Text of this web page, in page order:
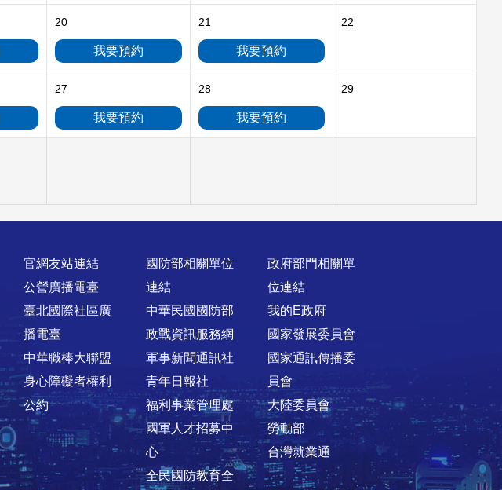
20 21 22
我要預約 我要預約
27 28 29
我要預約 我要預約
官網友站連結
公營廣播電臺
臺北國際社區廣
播電臺
中華職棒大聯盟
身心障礙者權利
公約
國防部相關單位
連結
中華民國國防部
政戰資訊服務網
軍事新聞通訊社
青年日報社
福利事業管理處
國軍人才招募中
心
全民國防教育全
政府部門相關單
位連結
我的E政府
國家發展委員會
國家通訊傳播委
員會
大陸委員會
勞動部
台灣就業通